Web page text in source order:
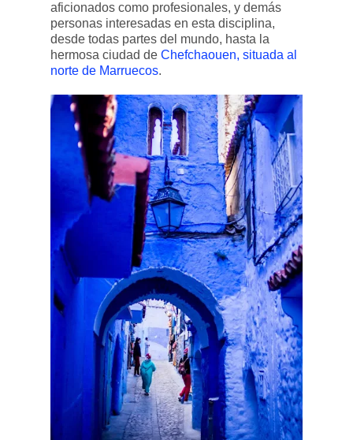
aficionados como profesionales, y demás
personas interesadas en esta disciplina,
desde todas partes del mundo, hasta la
hermosa ciudad de Chefchaouen, situada al
norte de Marruecos.